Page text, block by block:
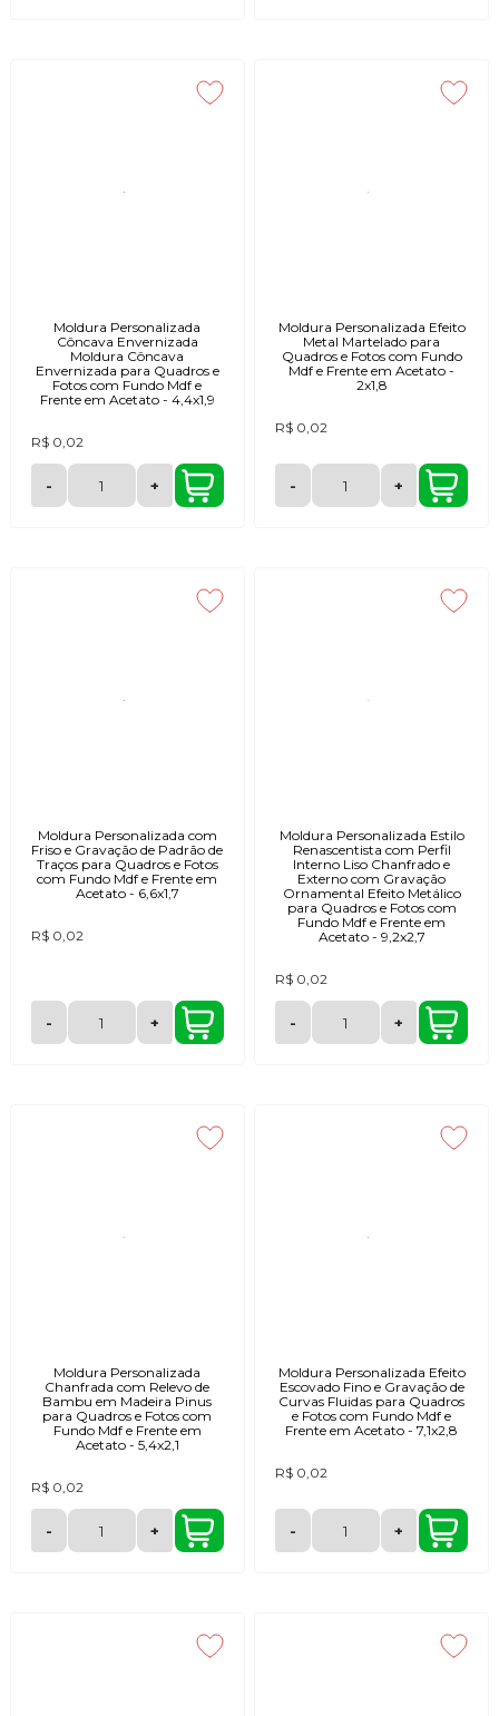
Moldura Personalizada
Côncava Envernizada
Moldura Côncava
Envernizada para Quadros e
Fotos com Fundo Mdf e
Frente em Acetato - 4,4x1,9
R$ 0,02
- +
Moldura Personalizada Efeito
Metal Martelado para
Quadros e Fotos com Fundo
Mdf e Frente em Acetato -
2x1,8
R$ 0,02
- +
Moldura Personalizada com
Friso e Gravação de Padrão de
Traços para Quadros e Fotos
com Fundo Mdf e Frente em
Acetato - 6,6x1,7
R$ 0,02
- +
Moldura Personalizada Estilo
Renascentista com Perfil
Interno Liso Chanfrado e
Externo com Gravação
Ornamental Efeito Metálico
para Quadros e Fotos com
Fundo Mdf e Frente em
Acetato - 9,2x2,7
R$ 0,02
- +
Moldura Personalizada
Chanfrada com Relevo de
Bambu em Madeira Pinus
para Quadros e Fotos com
Fundo Mdf e Frente em
Acetato - 5,4x2,1
R$ 0,02
- +
Moldura Personalizada Efeito
Escovado Fino e Gravação de
Curvas Fluidas para Quadros
e Fotos com Fundo Mdf e
Frente em Acetato - 7,1x2,8
R$ 0,02
- +